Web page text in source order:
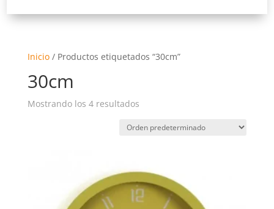
Inicio/ Productos etiquetados “30cm”
30cm
Mostrando los 4 resultados